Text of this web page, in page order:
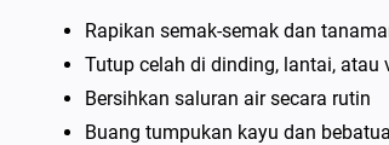
Rapikan semak-semak dan
Tutup celah di dinding, lantai, atau
Bersihkan saluran air secara rutin
Buang tumpukan kayu dan